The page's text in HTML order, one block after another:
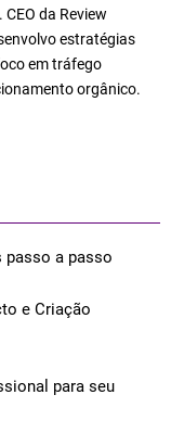
da Review
estratégias
em tráfego
orgânico.
passo a passo
e Criação
para seu